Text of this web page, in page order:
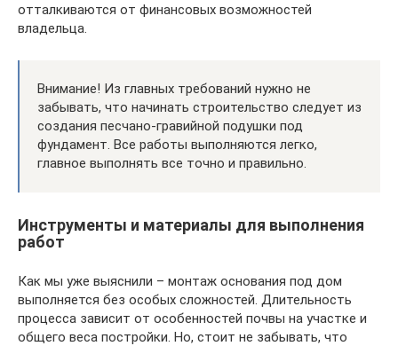
отталкиваются от финансовых возможностей
владельца.
Внимание! Из главных требований нужно не
забывать, что начинать строительство следует из
создания песчано-гравийной подушки под
фундамент. Все работы выполняются легко,
главное выполнять все точно и правильно.
Инструменты и материалы для выполнения
работ
Как мы уже выяснили – монтаж основания под дом
выполняется без особых сложностей. Длительность
процесса зависит от особенностей почвы на участке и
общего веса постройки. Но, стоит не забывать, что